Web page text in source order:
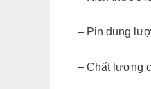
– Pin dung
– Chất lượng